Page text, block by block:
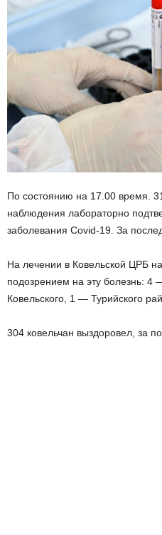
По состоянию на 17.00 время.
наблюдения лабораторно
заболевания Covid-19. За
На лечении в Ковельской ЦРБ
подозрением на эту болезнь: 4
Ковельского, 1 — Турийского
304 ковельчан выздоровел, за